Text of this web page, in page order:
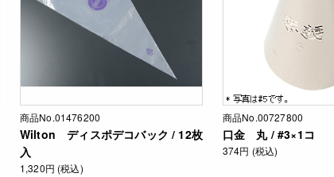
商品No.01476200
Wilton ディスポデコバック / 12枚
入
1,320円 (税込)
商品No.00727800
口金 丸 / #3×1コ
374円 (税込)